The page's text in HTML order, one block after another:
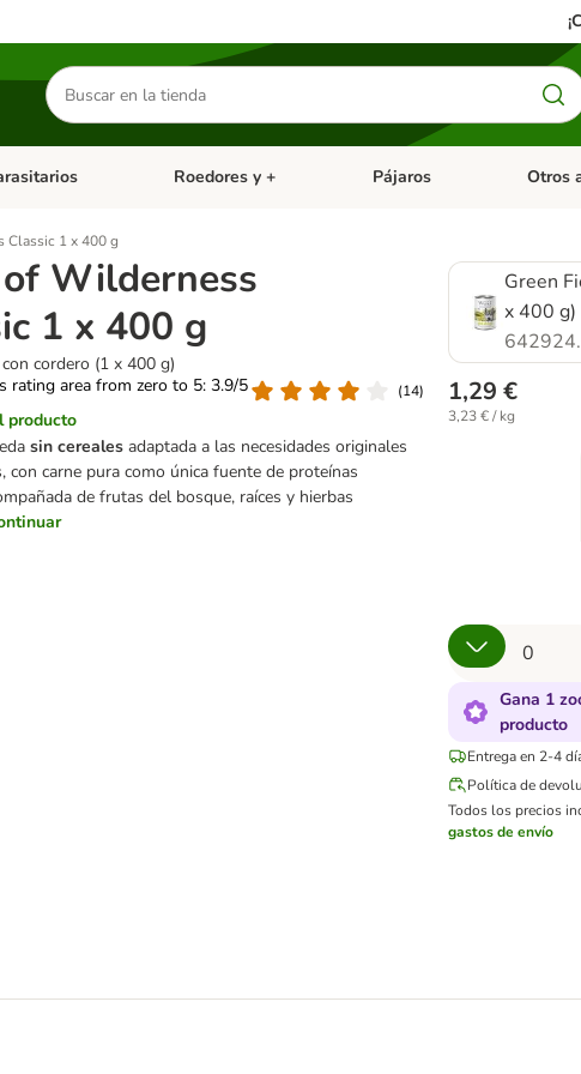
Buscar
productos
categoria abierto: Dieta Vet.Menú de categoria abierto: Antiparasitarios
Roedores y + Menú de categoria abierto:
Pájaros Menú
Otros
1 x 400 g
Wilderness
1 x 400 g
cordero (1 x 400 g)
rating area from zero to 5: 3.9/5
(14)
producto
sin cereales adaptada a las necesidades originales
con carne pura como única fuente de proteínas
de frutas del bosque, raíces y hierbas
Green
x 400 g)
1,29 €
3,23 € / kg
Gana 1
producto
Entrega en 2-4
Política de
Todos los precios
gastos de envío